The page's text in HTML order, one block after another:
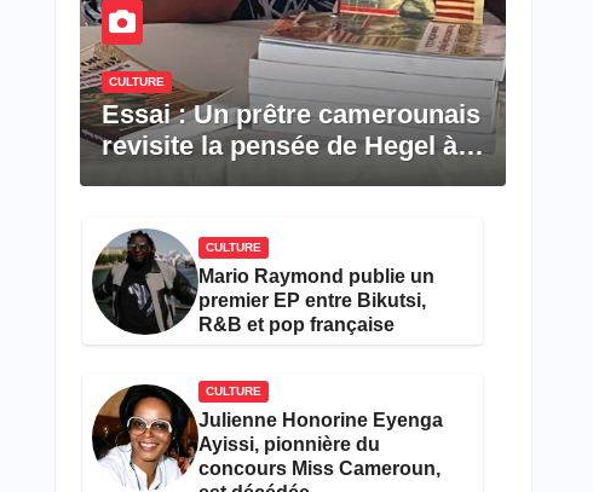
CULTURE
Essai : Un prêtre camerounais
revisite la pensée de Hegel à
CULTURE
Mario Raymond publie un
premier EP entre Bikutsi,
R&B et pop française
CULTURE
Julienne Honorine Eyenga
Ayissi, pionnière du
concours Miss Cameroun,